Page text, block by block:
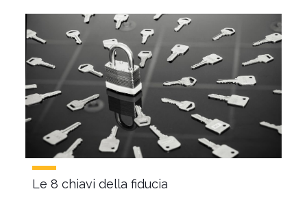
Le 8 chiavi della fiducia